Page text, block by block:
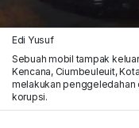
Edi Yusuf
Sebuah mobil tampak
Kencana, Ciumbeuleuit,
melakukan penggeledahan
korupsi.